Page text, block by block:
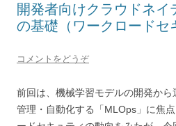
開発者向けクラウドネイ
の基礎（ワークロードセ
コメントをどうぞ
前回は、機械学習モデルの開発か
管理・自動化する「MLOps」に焦